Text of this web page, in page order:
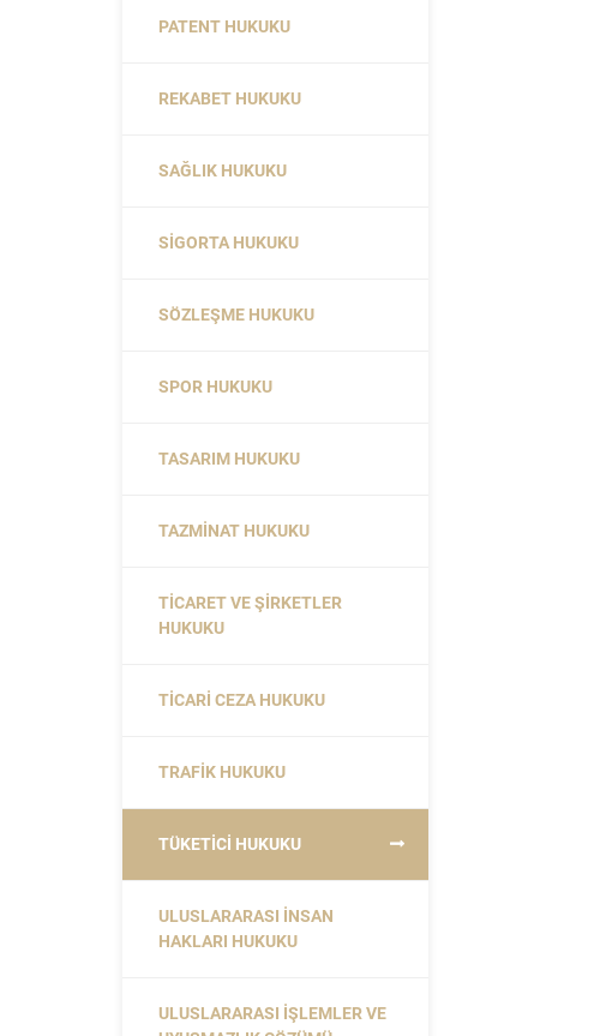
PATENT HUKUKU
REKABET HUKUKU
SAĞLIK HUKUKU
SIGORTA HUKUKU
SÖZLEŞME HUKUKU
SPOR HUKUKU
TASARIM HUKUKU
TAZMINAT HUKUKU
TICARET VE ŞIRKETLER
HUKUKU
TICARI CEZA HUKUKU
TRAFIK HUKUKU
TÜKETICI HUKUKU
ULUSLARARASI İNSAN
HAKLARI HUKUKU
ULUSLARARASI İŞLEMLER VE